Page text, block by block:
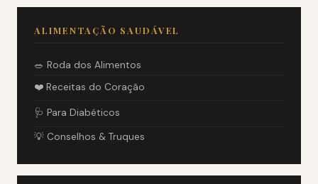
ALIMENTAÇÃO SAUDÁVEL
🥗 Roda dos Alimentos
❤️ Receitas do Coração
🩺 Para Diabéticos
💡 Conselhos & Truques